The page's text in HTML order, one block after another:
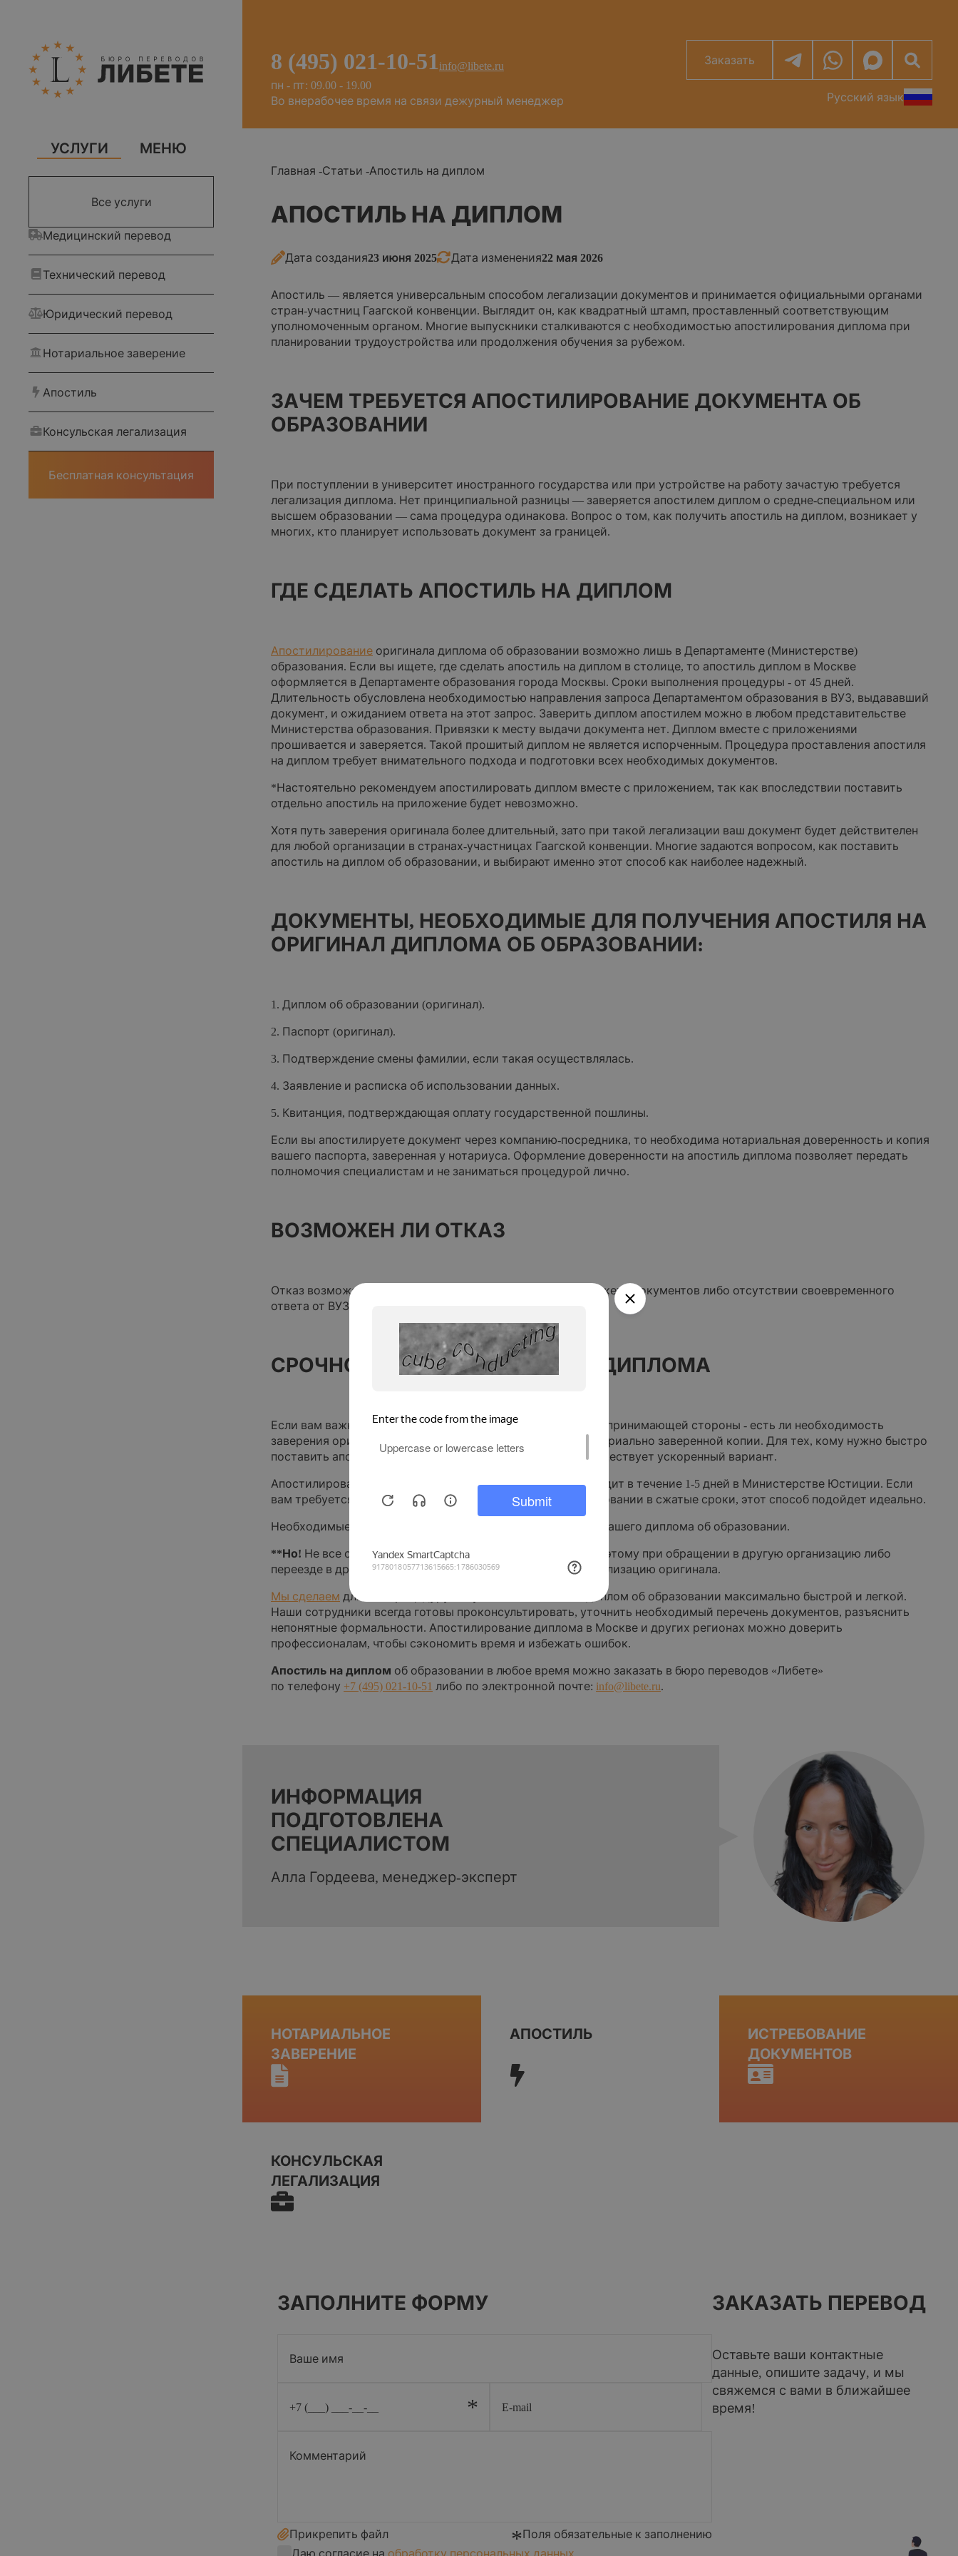
УСЛУГИ МЕНЮ
Все услуги
Медицинский перевод
Технический перевод
Юридический перевод
Нотариальное заверение
Апостиль
Консульская легализация
О компании
Бесплатная консультация
8 (495) 021-10-51info@libete.ru
пн - пт: 09.00 - 19.00
Во внерабочее время на связи дежурный менеджер
Заказать
Русский язык
Главная -Статьи -Апостиль на диплом
АПОСТИЛЬ НА ДИПЛОМ
Дата создания23 июня 2025 Дата изменения22 мая 2026
Апостиль — является универсальным способом легализации документов и принимается официальными органами
стран-участниц Гаагской конвенции. Выглядит он, как квадратный штамп, проставленный соответствующим
уполномоченным органом. Многие выпускники сталкиваются с необходимостью апостилирования диплома при
планировании трудоустройства или продолжения обучения за рубежом.
ЗАЧЕМ ТРЕБУЕТСЯ АПОСТИЛИРОВАНИЕ ДОКУМЕНТА ОБ
ОБРАЗОВАНИИ
При поступлении в университет иностранного государства или при устройстве на работу зачастую требуется
легализация диплома. Нет принципиальной разницы — заверяется апостилем диплом о средне-специальном или
высшем образовании — сама процедура одинакова. Вопрос о том, как получить апостиль на диплом, возникает у
многих, кто планирует использовать документ за границей.
ГДЕ СДЕЛАТЬ АПОСТИЛЬ НА ДИПЛОМ
Апостилирование оригинала диплома об образовании возможно лишь в Департаменте (Министерстве)
образования. Если вы ищете, где сделать апостиль на диплом в столице, то апостиль диплом в Москве
оформляется в Департаменте образования города Москвы. Сроки выполнения процедуры - от 45 дней.
Длительность обусловлена необходимостью направления запроса Департаментом образования в ВУЗ, выдававший
документ, и ожиданием ответа на этот запрос. Заверить диплом апостилем можно в любом представительстве
Министерства образования. Привязки к месту выдачи документа нет. Диплом вместе с приложениями
прошивается и заверяется. Такой прошитый диплом не является испорченным. Процедура проставления апостиля
на диплом требует внимательного подхода и подготовки всех необходимых документов.
*Настоятельно рекомендуем апостилировать диплом вместе с приложением, так как впоследствии поставить
отдельно апостиль на приложение будет невозможно.
Хотя путь заверения оригинала более длительный, зато при такой легализации ваш документ будет действителен
для любой организации в странах-участницах Гаагской конвенции. Многие задаются вопросом, как поставить
апостиль на диплом об образовании, и выбирают именно этот способ как наиболее надежный.
ДОКУМЕНТЫ, НЕОБХОДИМЫЕ ДЛЯ ПОЛУЧЕНИЯ АПОСТИЛЯ НА
ОРИГИНАЛ ДИПЛОМА ОБ ОБРАЗОВАНИИ:
Диплом об образовании (оригинал).
Паспорт (оригинал).
Подтверждение смены фамилии, если такая осуществлялась.
Заявление и расписка об использовании данных.
Квитанция, подтверждающая оплату государственной пошлины.
Если вы апостилируете документ через компанию-посредника, то необходима нотариальная доверенность и копия
вашего паспорта, заверенная у нотариуса. Оформление доверенности на апостиль диплома позволяет передать
полномочия специалистам и не заниматься процедурой лично.
ВОЗМОЖЕН ЛИ ОТКАЗ
Отказ возможен только при предоставлении неполного пакета документов либо отсутствии своевременного
ответа от ВУЗа.
СРОЧНОЕ АПОСТИЛИРОВАНИЕ ДИПЛОМА
Если вам важны сроки легализации документа, уточните у принимающей стороны - есть ли необходимость
заверения оригинального документа либо достаточно нотариально заверенной копии. Для тех, кому нужно быстро
поставить апостиль на диплом о высшем образовании, существует ускоренный вариант.
Апостилирование нотариально заверенной копии происходит в течение 1-5 дней в Министерстве Юстиции. Если
вам требуется апостилирование диплома о высшем образовании в сжатые сроки, этот способ подойдет идеально.
Необходимые документы: нотариально заверенная копия Вашего диплома об образовании.
**Но! Не все организации принимают апостиль с копии, поэтому при обращении в другую организацию либо
переезде в другую страну с вас, возможно, потребуют легализацию оригинала.
Мы сделаем для Вас процедуру получения апостиля на диплом об образовании максимально быстрой и легкой.
Наши сотрудники всегда готовы проконсультировать, уточнить необходимый перечень документов, разъяснить
непонятные формальности. Апостилирование диплома в Москве и других регионах можно доверить
профессионалам, чтобы сэкономить время и избежать ошибок.
Апостиль на диплом об образовании в любое время можно заказать в бюро переводов «Либете»
по телефону +7 (495) 021-10-51 либо по электронной почте: info@libete.ru.
ИНФОРМАЦИЯ
ПОДГОТОВЛЕНА
СПЕЦИАЛИСТОМ
Алла Гордеева, менеджер-эксперт
НОТАРИАЛЬНОЕ
ЗАВЕРЕНИЕ
АПОСТИЛЬ
ИСТРЕБОВАНИЕ
ДОКУМЕНТОВ
КОНСУЛЬСКАЯ
ЛЕГАЛИЗАЦИЯ
ЗАКАЗАТЬ ПЕРЕВОД
Оставьте ваши контактные
данные, опишите задачу, и мы
свяжемся с вами в ближайшее
время!
ЗАПОЛНИТЕ ФОРМУ
*
Прикрепить файл *Поля обязательные к заполнению
Даю согласие на обработку персональных данных